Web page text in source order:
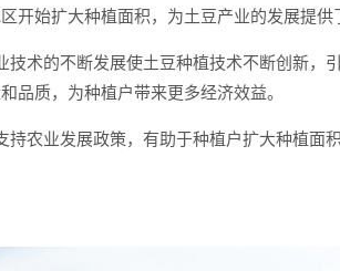
开始扩大种植面积，为土豆产业的发展提供
技术的不断发展使土豆种植技术不断创新，
品质，为种植户带来更多经济效益。
持农业发展政策，有助于种植户扩大种植面